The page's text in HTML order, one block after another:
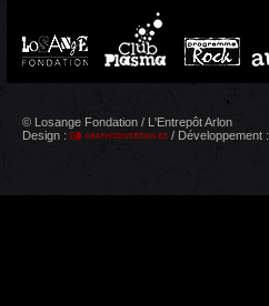
© Losange Fondation / L'Entrepôt Arlon
Design :
/ Développement :